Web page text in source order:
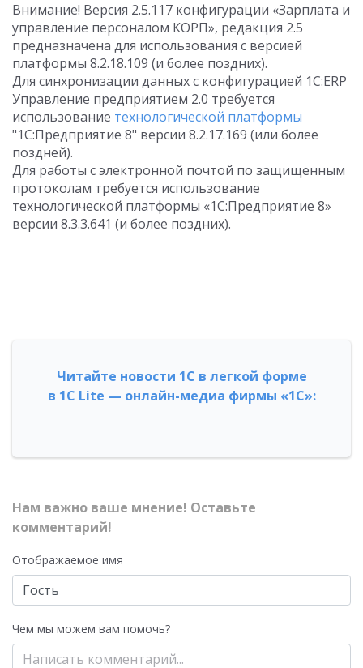
Внимание! Версия 2.5.117 конфигурации «Зарплата и
управление персоналом КОРП», редакция 2.5
предназначена для использования с версией
платформы 8.2.18.109 (и более поздних).
Для синхронизации данных с конфигурацией 1С:ERP
Управление предприятием 2.0 требуется
использование технологической платформы
"1С:Предприятие 8" версии 8.2.17.169 (или более
поздней).
Для работы с электронной почтой по защищенным
протоколам требуется использование
технологической платформы «1С:Предприятие 8»
версии 8.3.3.641 (и более поздних).
Читайте новости 1С в легкой форме
в 1С Lite — онлайн-медиа фирмы «1С»:
Нам важно ваше мнение! Оставьте
комментарий!
Отображаемое имя
Чем мы можем вам помочь?